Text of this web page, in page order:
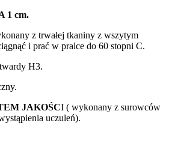
1 cm.
z trwałej tkaniny z wszytym
i prać w pralce do 60 stopni C.
H3.
JAKOŚCI ( wykonany z surowców
uczuleń).